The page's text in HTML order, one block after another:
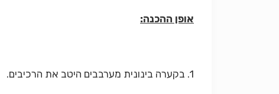
אופן ההכנה:
1. בקערה בינונית מערבבים היטב את הרכיבים.